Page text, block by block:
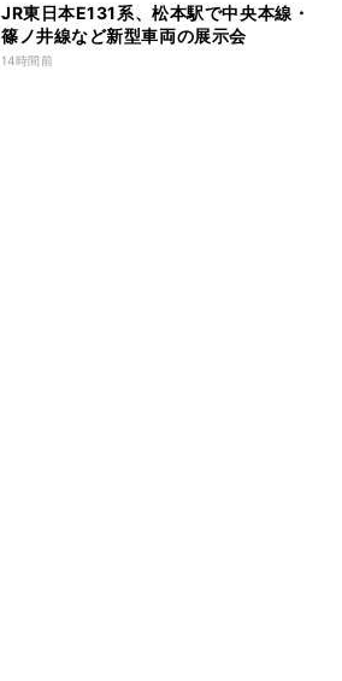
JR東日本E131系、松本駅で中央本線・
篠ノ井線など新型車両の展示会
14時間前